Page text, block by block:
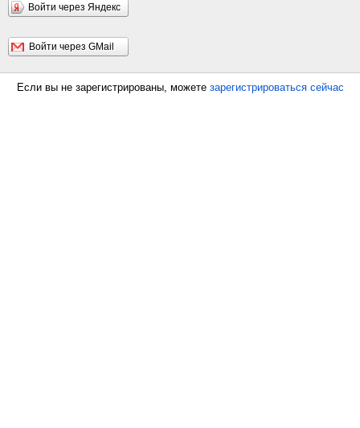
Войти через Яндекс
Войти через GMail
Если вы не зарегистрированы, можете зарегистрироваться сейчас